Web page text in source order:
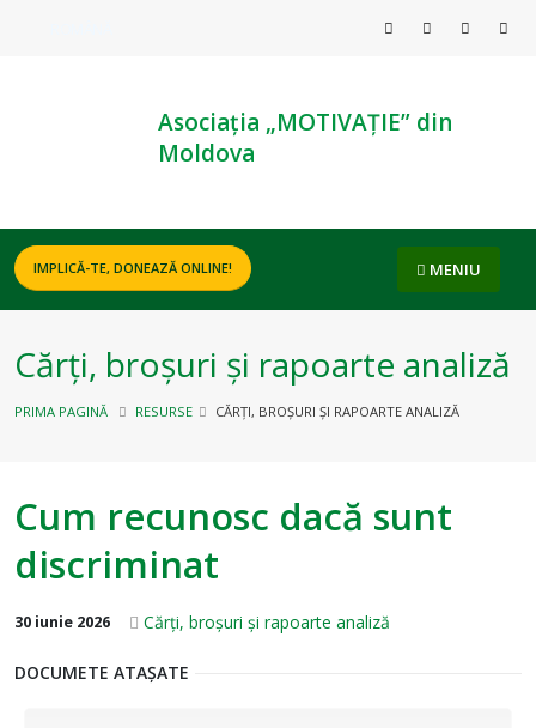
Asociația „MOTIVAȚIE” din
Moldova
IMPLICĂ-TE, DONEAZĂ ONLINE! MENIU
Cărți, broșuri și rapoarte analiză
PRIMA PAGINĂ RESURSE CĂRȚI, BROȘURI ȘI RAPOARTE ANALIZĂ
Cum recunosc dacă sunt
discriminat
30 iunie 2026 Cărți, broșuri și rapoarte analiză
DOCUMETE ATAȘATE